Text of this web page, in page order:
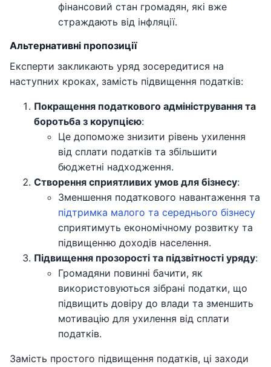
фінансовий стан громадян, які вже
страждають від інфляції.
Альтернативні пропозиції
Експерти закликають уряд зосередитися на
наступних кроках, замість підвищення податків:
Покращення податкового адміністрування та
боротьба з корупцією:
Це допоможе знизити рівень ухилення
від сплати податків та збільшити
бюджетні надходження.
Створення сприятливих умов для бізнесу:
Зменшення податкового навантаження та
підтримка малого та середнього бізнесу
сприятимуть економічному розвитку та
підвищенню доходів населення.
Підвищення прозорості та підзвітності уряду:
Громадяни повинні бачити, як
використовуються зібрані податки, що
підвищить довіру до влади та зменшить
мотивацію для ухилення від сплати
податків.
Замість простого підвищення податків, ці заходи